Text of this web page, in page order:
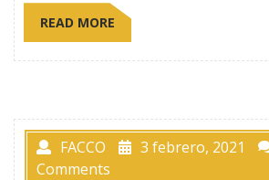
READ MORE
FACCO 3 febrero, 2021
Comments